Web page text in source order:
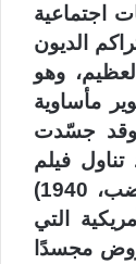
اجتماعية
ففي عام 1929 أدى تراكم الديون
وهو
مأساوية
وقد جسّدت
تناول فيلم
The Grapes of Wrath (عناقيد الغضب، 1940)
التي
مجسدًا